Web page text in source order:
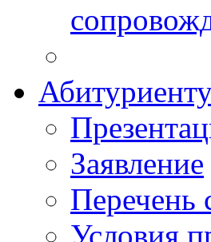
Заявление
Перечень